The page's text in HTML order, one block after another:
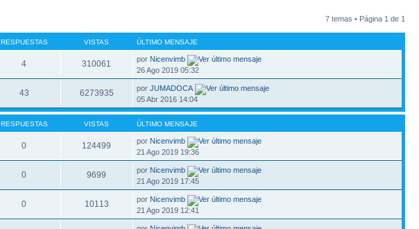
7 temas • Página 1 de 1
RESPUESTAS VISTAS ÚLTIMO MENSAJE
4 310061 por Nicenvimb
26 Ago 2019 05:32
43 6273935 porJUMADOCA
05 Abr 2016 14:04
RESPUESTAS VISTAS ÚLTIMO MENSAJE
0 124499 por Nicenvimb
21 Ago 2019 19:36
0 9699 por Nicenvimb
21 Ago 2019 17:45
0 10113 por Nicenvimb
21 Ago 2019 12:41